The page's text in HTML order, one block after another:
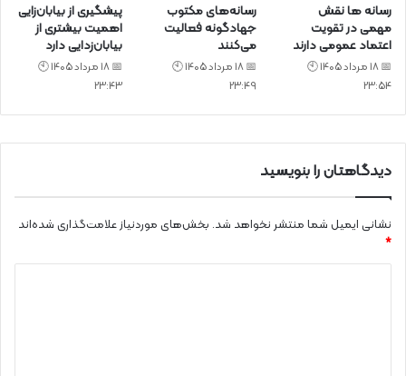
رسانه ها نقش
مهمی در تقویت
اعتماد عمومی دارند
📅 18 مرداد 1405 🕙
23:54
رسانه‌های مکتوب
جهادگونه فعالیت
می‌کنند
📅 18 مرداد 1405 🕙
23:49
پیشگیری از بیابان‌زایی
اهمیت بیشتری از
بیابان‌زدایی دارد
📅 18 مرداد 1405 🕙
23:43
دیدگاهتان را بنویسید
نشانی ایمیل شما منتشر نخواهد شد. بخش‌های موردنیاز علامت‌گذاری شده‌اند
*